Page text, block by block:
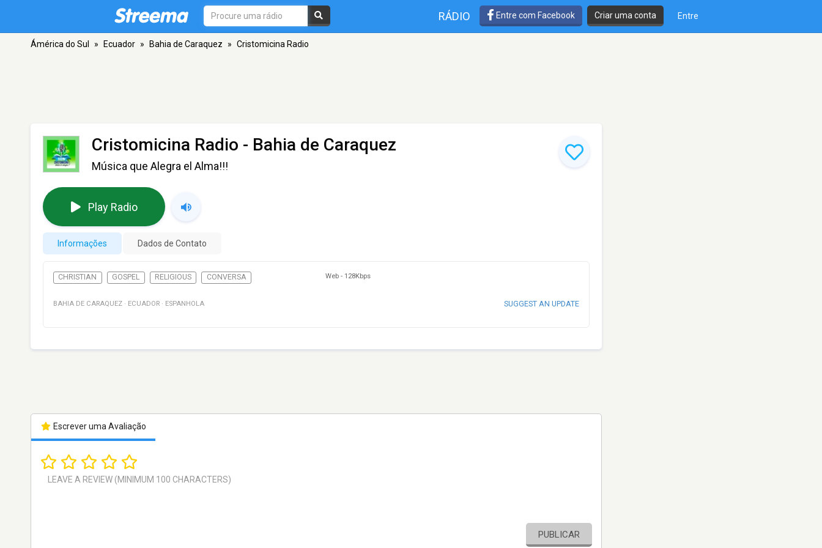
RÁDIO Entre com Facebook Criar uma conta Entre
Ámérica do Sul » Ecuador » Bahia de Caraquez » Cristomicina Radio
Cristomicina Radio - Bahia de Caraquez
Música que Alegra el Alma!!!
Play Radio
Informações Dados de Contato
CHRISTIAN GOSPEL RELIGIOUS CONVERSA Web - 128Kbps
BAHIA DE CARAQUEZ · ECUADOR · ESPANHOLA SUGGEST AN UPDATE
Escrever uma Avaliação
PUBLICAR